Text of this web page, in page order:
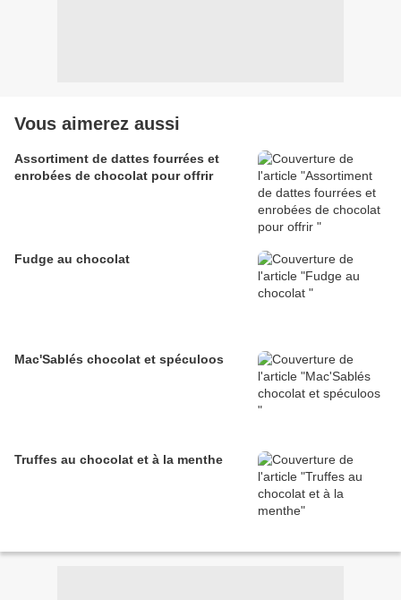
Vous aimerez aussi
Assortiment de dattes fourrées et
enrobées de chocolat pour offrir
Fudge au chocolat
Mac'Sablés chocolat et spéculoos
Truffes au chocolat et à la menthe